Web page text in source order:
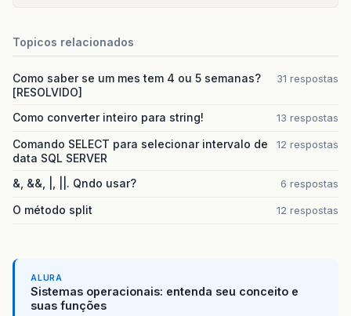
} catch (IIOException e) {
label .setIcon (new ImageIcon(img));
trayBar.erroGenerico
}
}
Topicos relacionados
Como saber se um mes tem 4 ou 5 semanas?
[RESOLVIDO]
31 respostas
Como converter inteiro para string! 13 respostas
Comando SELECT para selecionar intervalo de
data SQL SERVER
12 respostas
&, &&, |, ||. Qndo usar? 6 respostas
O método split 12 respostas
ALURA
Sistemas operacionais: entenda seu conceito e
suas funções